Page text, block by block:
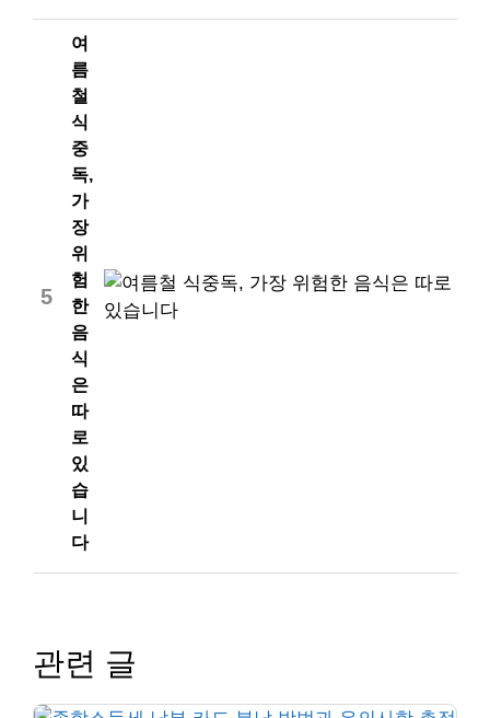
5
여
름
철
식
중
독,
가
장
위
험
한
음
식
은
따
로
있
습
니
다
관련 글